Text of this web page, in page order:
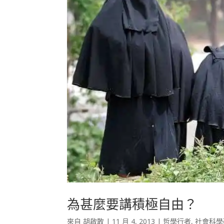
為甚麼要講積極自由？
來自胡啟敢 | 11 月 4, 2013 |哲學行者,社會科